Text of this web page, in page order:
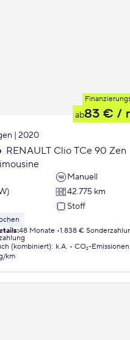
ab83 € /
| 2020
RENAULT Clio TCe 90 Zen
Manuell
42.775 km
Stoff
:48 Monate 1.838 €
(kombiniert): k.A.
CO₂-Emissionen
km